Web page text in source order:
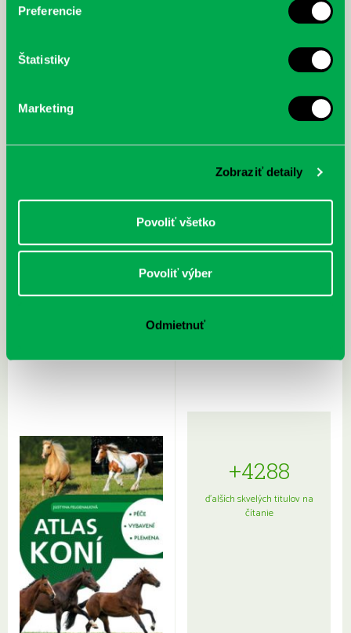
Preferencie
Štatistiky
Marketing
Zobraziť detaily
Povoliť všetko
Povoliť výber
Odmietnuť
cyklistu modernej doby:
Rudź, Przemyslaw: Atlas hviezd:
Sprievodca po hviezdnej oblohe
Hardy, Paula: Japonsko na tanieri:
kompletný sprievodca
+4288
ďalších skvelých titulov na
čítanie